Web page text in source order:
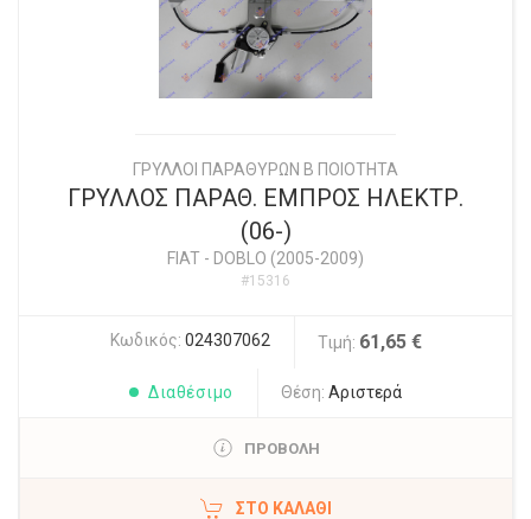
ΓΡΥΛΛΟΙ ΠΑΡΑΘΥΡΩΝ Β ΠΟΙΟΤΗΤΑ
ΓΡΥΛΛΟΣ ΠΑΡΑΘ. ΕΜΠΡΟΣ ΗΛΕΚΤΡ.
(06-)
FIAT - DOBLO (2005-2009)
#15316
Κωδικός: 024307062 Τιμή: 61,65 €
Διαθέσιμο Θέση: Αριστερά
ΠΡΟΒΟΛΗ
ΣΤΟ ΚΑΛΆΘΙ